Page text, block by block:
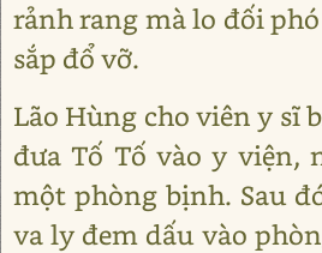
rảnh rang mà lo đối
sắp đổ vỡ.
Lão Hùng cho viên y sĩ
đưa Tố Tố vào y viện,
một phòng bịnh. Sau
va ly đem dấu vào